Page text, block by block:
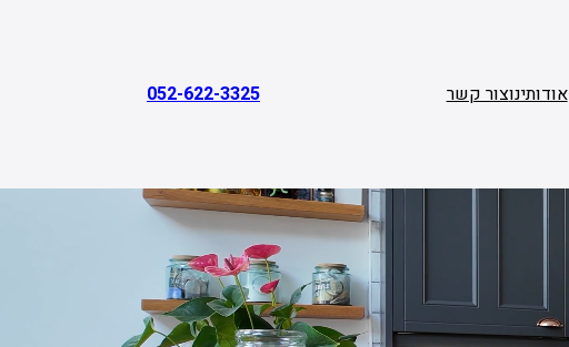
אודותינוצור קשר 052-622-3325